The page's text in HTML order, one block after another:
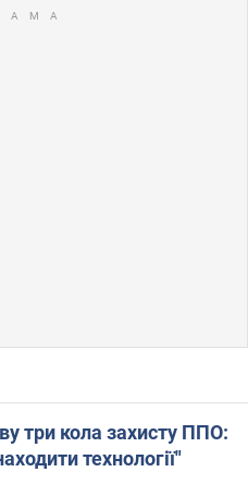
три кола захисту ППО:
технології"